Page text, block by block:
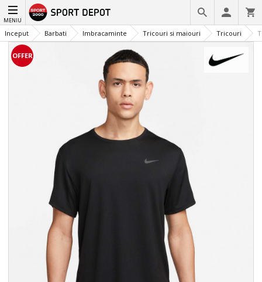
MENIU
Inceput Barbati Imbracaminte Tricouri si maiouri Tricouri
OFFER